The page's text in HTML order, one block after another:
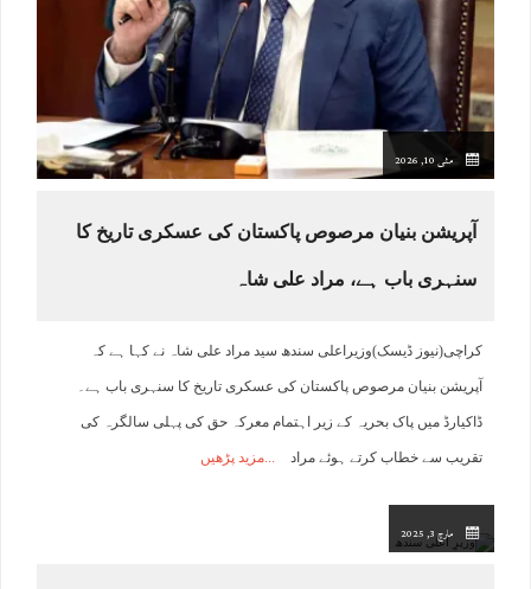
مئی 10, 2026
آپریشن بنیان مرصوص پاکستان کی عسکری تاریخ کا
سنہری باب ہے، مراد علی شاہ
کراچی(نیوز ڈیسک)وزیراعلی سندھ سید مراد علی شاہ نے کہا ہے کہ
آپریشن بنیان مرصوص پاکستان کی عسکری تاریخ کا سنہری باب ہے۔
ڈاکیارڈ میں پاک بحریہ کے زیر اہتمام معرکہ حق کی پہلی سالگرہ کی
تقریب سے خطاب کرتے ہوئے مراد مزید پڑھیں
مارچ 3, 2025